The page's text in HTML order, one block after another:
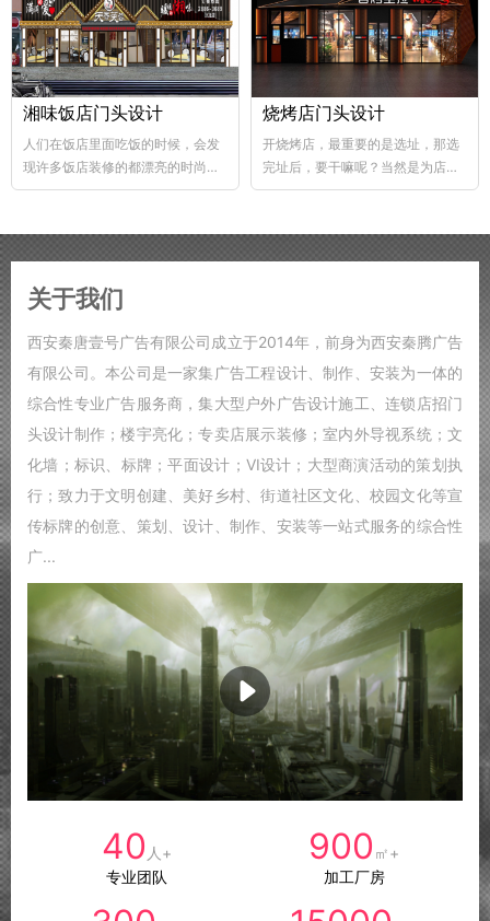
湘味饭店门头设计
人们在饭店里面吃饭的时候，会发
现许多饭店装修的都漂亮的时尚，
好的饭店装修，也能够...
烧烤店门头设计
开烧烤店，最重要的是选址，那选
完址后，要干嘛呢？当然是为店铺
装修了，要知道烧烤店的装修...
关于我们
西安秦唐壹号广告有限公司成立于2014年，前身为西安秦腾广告
有限公司。本公司是一家集广告工程设计、制作、安装为一体的
综合性专业广告服务商，集大型户外广告设计施工、连锁店招门
头设计制作；楼宇亮化；专卖店展示装修；室内外导视系统；文
化墙；标识、标牌；平面设计；VI设计；大型商演活动的策划执
行；致力于文明创建、美好乡村、街道社区文化、校园文化等宣
传标牌的创意、策划、设计、制作、安装等一站式服务的综合性
广...
40 人+
专业团队
900 ㎡+
加工厂房